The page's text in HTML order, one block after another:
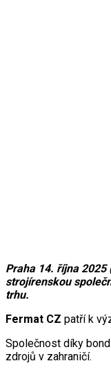
Praha 14. října 2025
strojírenskou
trhu.
Fermat CZ patří k
Společnost díky
zdrojů v zahraničí.